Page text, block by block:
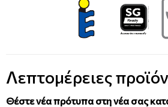
Λεπτομέρειες
Θέστε νέα πρότυπα στη νέα σας